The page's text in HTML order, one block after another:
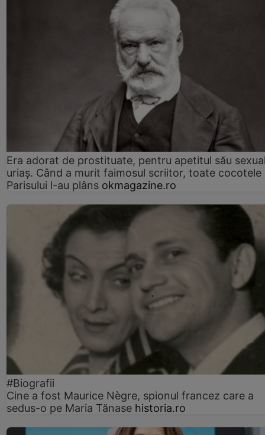
Era adorat de prostituate, pentru apetitul său
uriaș. Când a murit faimosul scriitor, toate cocotele
Parisului l-au plâns okmagazine.ro
#Biografii
Cine a fost Maurice Nègre, spionul francez care a
sedus-o pe Maria Tănase historia.ro